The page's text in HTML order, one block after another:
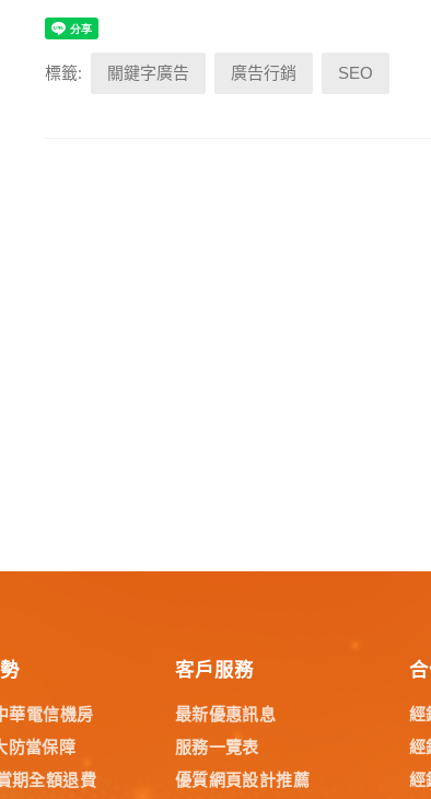
標籤: 關鍵字廣告 廣告行銷 SEO
華電信機房
防當保障
期全額退費
客戶服務
最新優惠訊息
服務一覽表
優質網頁設計推薦
經
經
經